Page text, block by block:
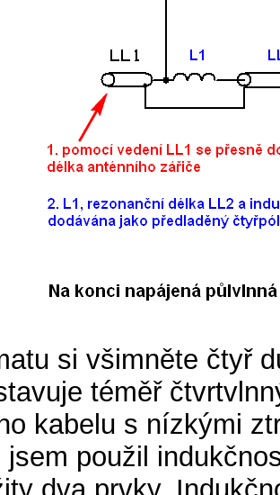
si všimněte čtyř
téměř
kabelu s nízkými
jsem použil